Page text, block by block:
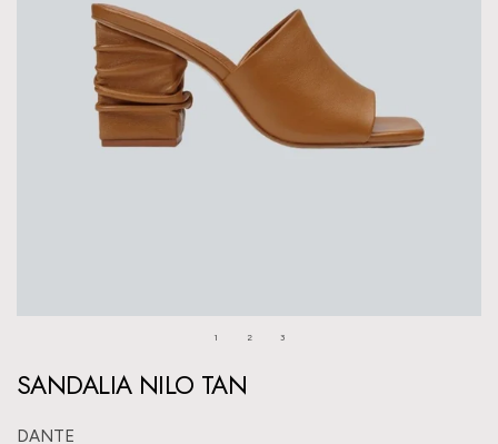
1 2 3
SANDALIA NILO TAN
DANTE